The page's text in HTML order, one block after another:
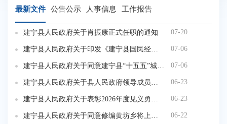
最新文件 公告公示 人事信息 工作报告
建宁县人民政府关于肖振康正式任职的通知 07-20
07-06
07-06
建宁县人民政府关于县人民政府领导成员工作分工的通知 06-23
建宁县人民政府关于表彰2026年度见义勇为模范的决定 06-23
建宁县人民政府关于同意修编黄坊乡将上村村庄规划（2021-2035）的批复 06-22